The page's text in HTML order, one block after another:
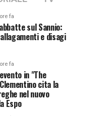
fa
sul Sannio:
e disagi
fa
in "The
cita la
nel nuovo
Espo